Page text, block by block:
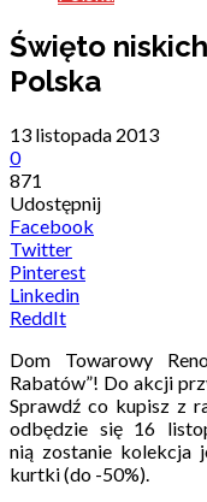
Święto
Polska
13 listopada 2013
0
871
Udostępnij
Facebook
Twitter
Pinterest
Linkedin
ReddIt
Dom Towarowy
Rabatów”! Do akcji
Sprawdź co kupisz z
odbędzie się 16
nią zostanie kolekcja
kurtki (do -50%).